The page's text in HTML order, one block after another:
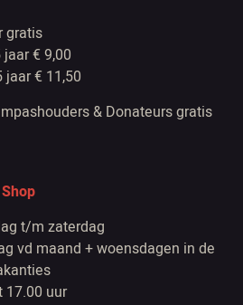
gratis
€ 9,00
€ 11,50
& Donateurs gratis
t/m zaterdag
vd maand + woensdagen in de
17.00 uur